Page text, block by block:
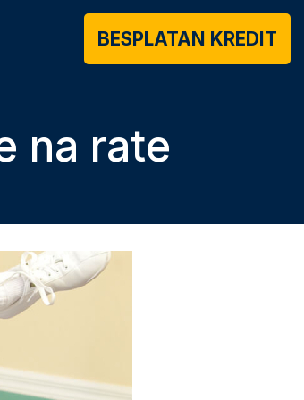
BESPLATAN KREDIT
na rate